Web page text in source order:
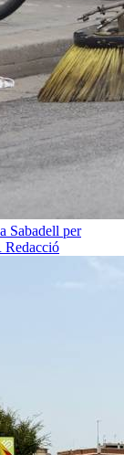
Sabadell per
Redacció